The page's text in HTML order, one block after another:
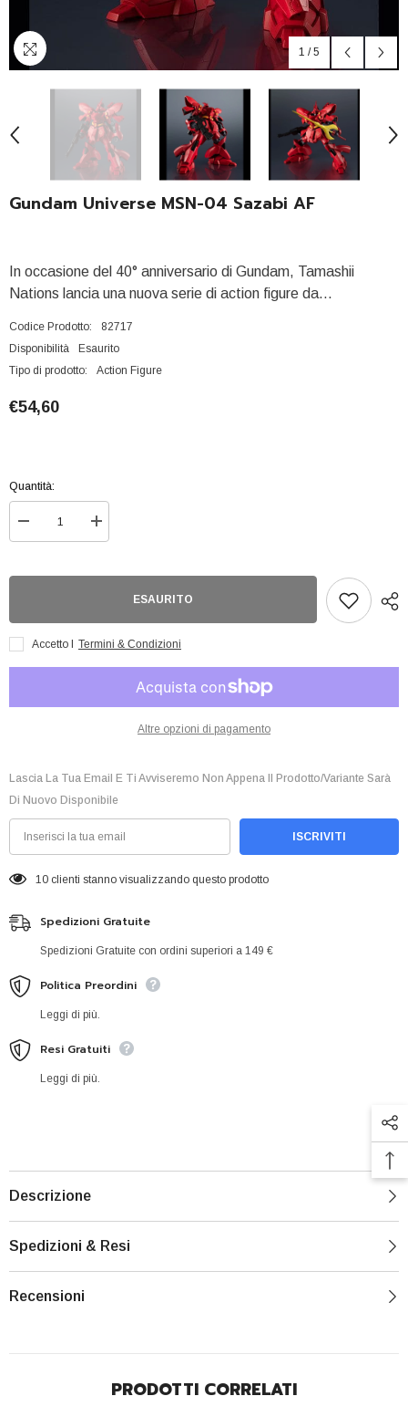
1 / 5
Gundam Universe MSN-04 Sazabi AF
In occasione del 40° anniversario di Gundam, Tamashii
Nations lancia una nuova serie di action figure da...
Codice Prodotto:
82717
Disponibilità
Esaurito
Tipo di prodotto:
Action Figure
€54,60
Quantità:
Diminuisci
quantità
Sazabi
AF
Aumenta
quantità
Sazabi
AF
ESAURITO
Accetto I Termini & Condizioni
Altre opzioni di pagamento
Lascia La Tua Email E Ti Avviseremo Non Appena Il Prodotto/variante Sarà
Di Nuovo Disponibile
ISCRIVITI
10 clienti stanno visualizzando questo prodotto
Spedizioni Gratuite
Spedizioni Gratuite con ordini superiori a 149 €
Politica Preordini
Leggi di più.
Resi Gratuiti
Leggi di più.
Descrizione
Spedizioni & Resi
Recensioni
PRODOTTI CORRELATI